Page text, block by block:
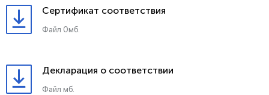
Сертификат соответствия
Файл 0мб.
Декларация о соответствии
Файл мб.